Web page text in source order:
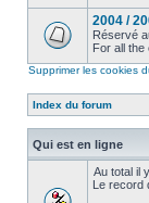
2004 /
Réservé
For all the
Supprimer les cookies
Index du forum
Qui est en ligne
Au total il
Le record